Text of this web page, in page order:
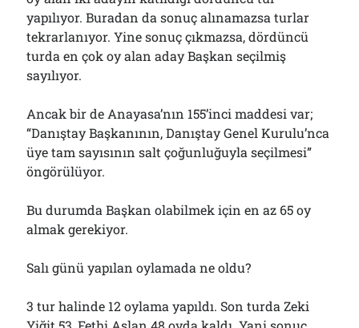
yapılıyor. Buradan da sonuç alınamazsa turlar
tekrarlanıyor. Yine sonuç çıkmazsa, dördüncü
turda en çok oy alan aday Başkan seçilmiş
sayılıyor.
Ancak bir de Anayasa’nın 155’inci maddesi var;
“Danıştay Başkanının, Danıştay Genel Kurulu’nca
üye tam sayısının salt çoğunluğuyla seçilmesi”
öngörülüyor.
Bu durumda Başkan olabilmek için en az 65 oy
almak gerekiyor.
Salı günü yapılan oylamada ne oldu?
3 tur halinde 12 oylama yapıldı. Son turda Zeki